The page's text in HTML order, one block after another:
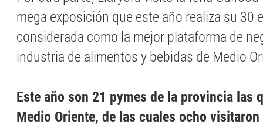
mega exposición que este año realiza su 30
considerada como la mejor plataforma de
industria de alimentos y bebidas de Medio
Este año son 21 pymes de la provincia las
Medio Oriente, de las cuales ocho